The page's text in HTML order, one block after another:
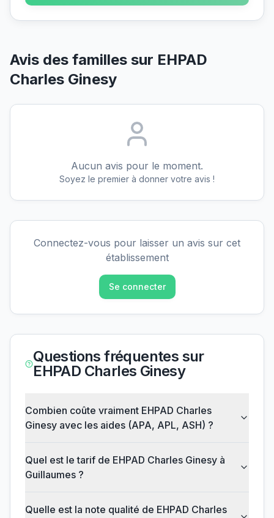
Avis des familles sur EHPAD
Charles Ginesy
Aucun avis pour le moment.
Soyez le premier à donner votre avis !
Connectez-vous pour laisser un avis sur cet
établissement
Se connecter
Questions fréquentes sur
EHPAD Charles Ginesy
Combien coûte vraiment EHPAD Charles
Ginesy avec les aides (APA, APL, ASH) ?
Quel est le tarif de EHPAD Charles Ginesy à
Guillaumes ?
Quelle est la note qualité de EHPAD Charles